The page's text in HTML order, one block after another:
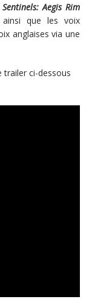
Sentinels: Aegis Rim
que les voix
anglaises via une
trailer ci-dessous